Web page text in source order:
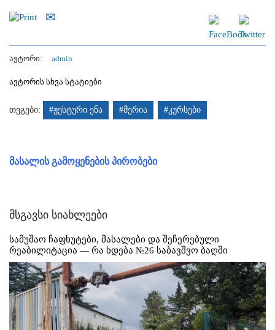
ავტორი: admin
ავტორის სხვა სტატიები
თეგები: #ჟესტური ენა #მერია #კურსები
მასალის გამოყენების პირობები
მსგავსი სიახლეები
სამუშაო ჩაფხუტები, მასალები და შეჩერებული
რეაბილიტაცია — რა ხდება №26 საბავშვო ბაღში